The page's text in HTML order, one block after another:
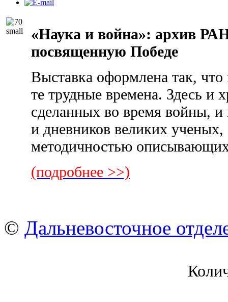
«Наука и война»: архив
посвященную Победе
Выставка оформлена так,
те трудные времена. Здесь и
сделанных во время войны,
и дневников великих ученых,
методичностью
(подробнее >>)
© Дальневосточное